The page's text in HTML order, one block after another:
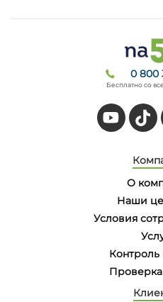
0 800
Бесплатно со
О
Наши
Условия
Контроль